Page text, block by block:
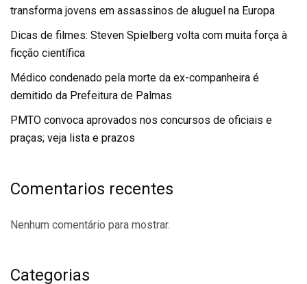
transforma jovens em assassinos de aluguel na Europa
Dicas de filmes: Steven Spielberg volta com muita força à
ficção científica
Médico condenado pela morte da ex-companheira é
demitido da Prefeitura de Palmas
PMTO convoca aprovados nos concursos de oficiais e
praças; veja lista e prazos
Comentarios recentes
Nenhum comentário para mostrar.
Categorias